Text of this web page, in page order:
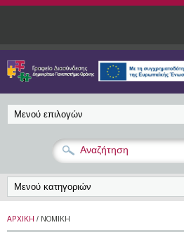
Παράκαμψη προς το κυρίως
ΑΡΧΙΚΉ / ΝΟΜΙΚΉ